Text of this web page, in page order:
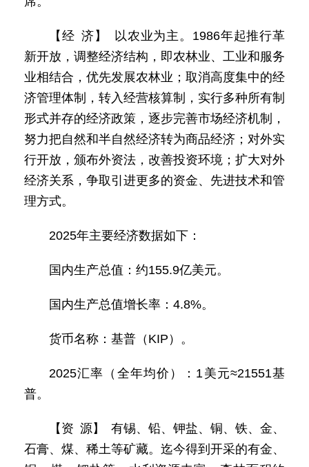
【经 济】 以农业为主。1986年起推行革
新开放，调整经济结构，即农林业、工业和服务
业相结合，优先发展农林业；取消高度集中的经
济管理体制，转入经营核算制，实行多种所有制
形式并存的经济政策，逐步完善市场经济机制，
努力把自然和半自然经济转为商品经济；对外实
行开放，颁布外资法，改善投资环境；扩大对外
经济关系，争取引进更多的资金、先进技术和管
理方式。
2025年主要经济数据如下：
国内生产总值：约155.9亿美元。
国内生产总值增长率：4.8%。
货币名称：基普（KIP）。
2025汇率（全年均价）：1美元≈21551基
普。
【资 源】 有锡、铅、钾盐、铜、铁、金、
石膏、煤、稀土等矿藏。迄今得到开采的有金、